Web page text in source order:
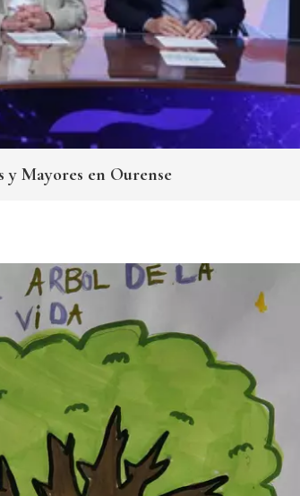
y Mayores en Ourense